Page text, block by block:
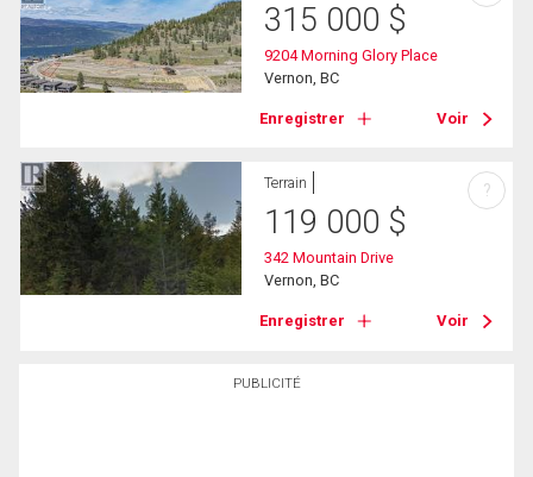
PUBLICITÉ
315 000 $
9204 Morning Glory Place
Vernon, BC
Enregistrer Voir
Terrain
119 000 $
342 Mountain Drive
Vernon, BC
Enregistrer Voir
?